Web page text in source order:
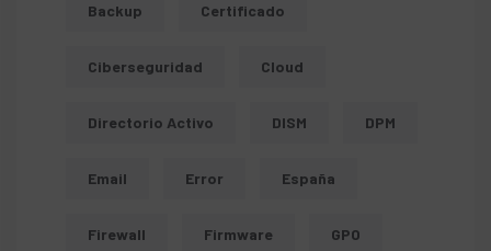
Backup Certificado
Ciberseguridad Cloud
Directorio Activo DISM DPM
Email Error España
Firewall Firmware GPO